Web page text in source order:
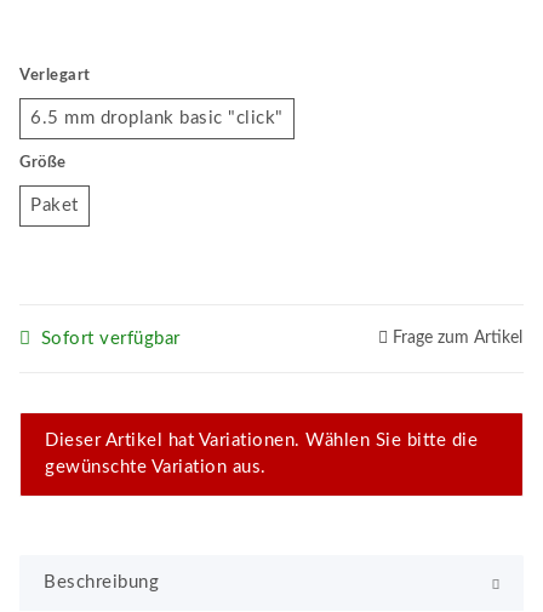
Verlegart
6.5 mm droplank basic "click"
Größe
PaketPaket
Sofort verfügbar Frage zum Artikel
x
Dieser Artikel hat Variationen. Wählen Sie bitte die
gewünschte Variation aus.
Beschreibung